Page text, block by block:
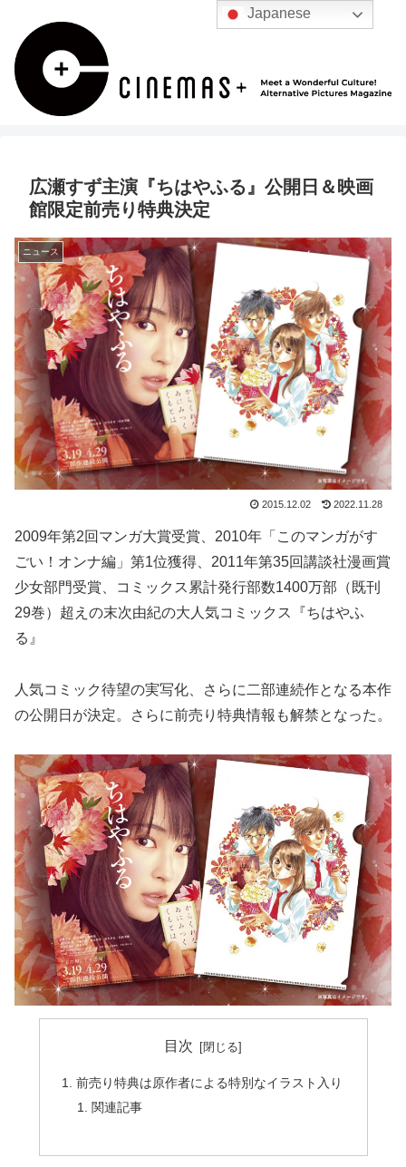
広瀬すず主演『ちはやふる』公開日＆映画
館限定前売り特典決定
ニュース
2015.12.02 2022.11.28
2009年第2回マンガ大賞受賞、2010年「このマンガがす
ごい！オンナ編」第1位獲得、2011年第35回講談社漫画賞
少女部門受賞、コミックス累計発行部数1400万部（既刊
29巻）超えの末次由紀の大人気コミックス『ちはやふ
る』
人気コミック待望の実写化、さらに二部連続作となる本作
の公開日が決定。さらに前売り特典情報も解禁となった。
目次
前売り特典は原作者による特別なイラスト入り
関連記事
Japanese